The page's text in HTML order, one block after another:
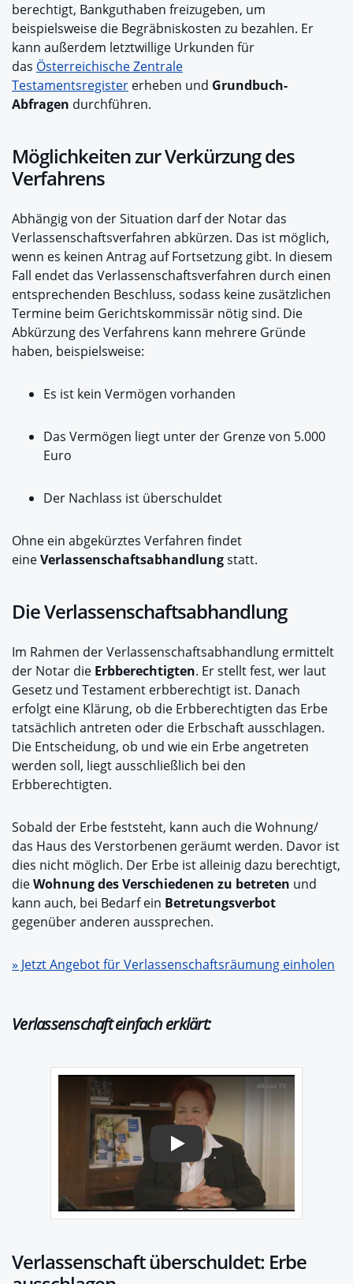
berechtigt, Bankguthaben freizugeben, um
beispielsweise die Begräbniskosten zu bezahlen. Er
kann außerdem letztwillige Urkunden für
das Österreichische Zentrale
Testamentsregister erheben und Grundbuch-
Abfragen durchführen.
Möglichkeiten zur Verkürzung des
Verfahrens
Abhängig von der Situation darf der Notar das
Verlassenschaftsverfahren abkürzen. Das ist möglich,
wenn es keinen Antrag auf Fortsetzung gibt. In diesem
Fall endet das Verlassenschaftsverfahren durch einen
entsprechenden Beschluss, sodass keine zusätzlichen
Termine beim Gerichtskommissär nötig sind. Die
Abkürzung des Verfahrens kann mehrere Gründe
haben, beispielsweise:
Es ist kein Vermögen vorhanden
Das Vermögen liegt unter der Grenze von 5.000
Euro
Der Nachlass ist überschuldet
Ohne ein abgekürztes Verfahren findet
eineVerlassenschaftsabhandlungstatt.
Die Verlassenschaftsabhandlung
Im Rahmen der Verlassenschaftsabhandlung ermittelt
der Notar die Erbberechtigten. Er stellt fest, wer laut
Gesetz und Testament erbberechtigt ist. Danach
erfolgt eine Klärung, ob die Erbberechtigten das Erbe
tatsächlich antreten oder die Erbschaft ausschlagen.
Die Entscheidung, ob und wie ein Erbe angetreten
werden soll, liegt ausschließlich bei den
Erbberechtigten.
Sobald der Erbe feststeht, kann auch die Wohnung/
das Haus des Verstorbenen geräumt werden. Davor ist
dies nicht möglich. Der Erbe ist alleinig dazu berechtigt,
dieWohnung des Verschiedenen zu betreten und
kann auch, bei Bedarf ein Betretungsverbot
gegenüber anderen aussprechen.
» Jetzt Angebot für Verlassenschaftsräumung einholen
Verlassenschaft einfach erklärt:
Play
Verlassenschaft überschuldet: Erbe